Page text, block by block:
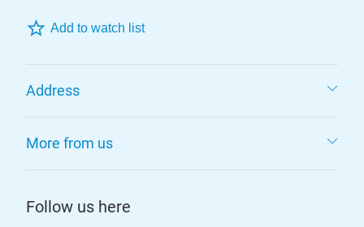
Add to watch list
Address
More from us
Follow us here